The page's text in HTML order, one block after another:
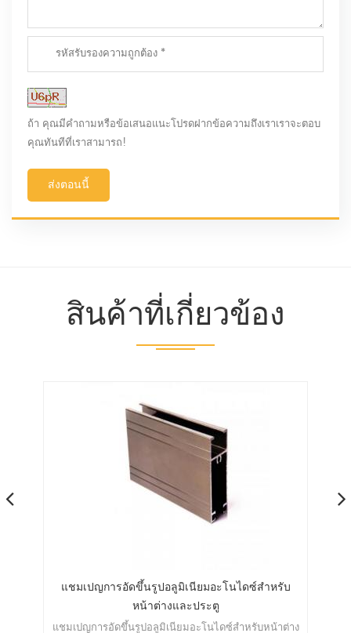
ถ้า คุณมีคำถามหรือข้อเสนอแนะโปรดฝากข้อความถึงเราเราจะตอบ
คุณทันทีที่เราสามารถ!
ส่งตอนนี้
สินค้าที่เกี่ยวข้อง
แชมเปญการอัดขึ้นรูปอลูมิเนียมอะโนไดซ์สำหรับ
หน้าต่างและประตู
แชมเปญการอัดขึ้นรูปอลูมิเนียมอะโนไดซ์สำหรับหน้าต่าง